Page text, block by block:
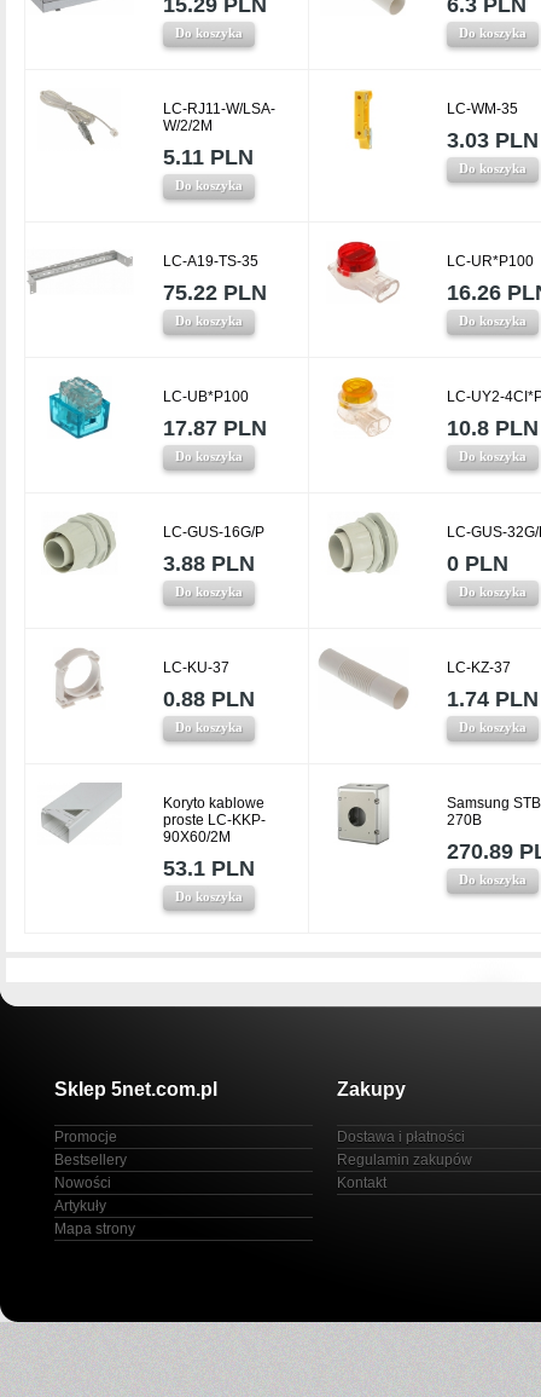
15.29 PLN
Do koszyka
6.3 PLN
Do koszyka
LC-RJ11-W/LSA-
W/2/2M
5.11 PLN
Do koszyka
LC-WM-35
3.03 PLN
Do koszyka
LC-A19-TS-35
75.22 PLN
Do koszyka
LC-UR*P100
16.26
Do koszyka
LC-UB*P100
17.87 PLN
Do koszyka
LC-UY2-
10.8 PLN
Do koszyka
LC-GUS-16G/P
3.88 PLN
Do koszyka
LC-GUS-
0 PLN
Do koszyka
LC-KU-37
0.88 PLN
Do koszyka
LC-KZ-37
1.74 PLN
Do koszyka
Koryto kablowe
proste LC-KKP-
90X60/2M
53.1 PLN
Do koszyka
Samsung
270B
270.89
Do koszyka
Sklep 5net.com.pl
Promocje
Bestsellery
Nowości
Artykuły
Mapa strony
Zakupy
Dostawa i płatności
Regulamin zakupów
Kontakt